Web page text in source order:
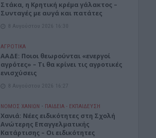
Στάκα, η Κρητική κρέμα γάλακτος –
Συνταγές με αυγά και πατάτες
8 Αυγούστου 2026 16:30
ΑΓΡΟΤΙΚΑ
ΑΑΔΕ: Ποιοι θεωρούνται «ενεργοί
αγρότες» – Τι θα κρίνει τις αγροτικές
ενισχύσεις
8 Αυγούστου 2026 16:27
ΝΟΜΌΣ ΧΑΝΊΩΝ • ΠΑΙΔΕΙΑ - ΕΚΠΑΙΔΕΥΣΗ
Χανιά: Νέες ειδικότητες στη Σχολή
Ανώτερης Επαγγελματικής
Κατάρτισης – Οι ειδικότητες